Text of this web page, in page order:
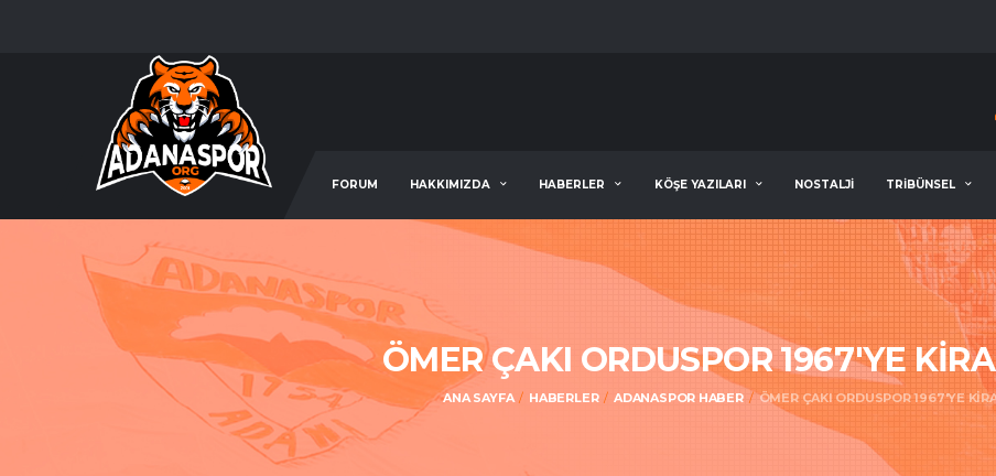
FORUM HAKKIMIZDA HABERLER KÖŞE YAZILARI NOSTALJİ TRİBÜNSEL
ÖMER ÇAKI ORDUSPOR 1967'YE
ANA SAYFA HABERLER ADANASPOR HABER ÖMER ÇAKI ORDUSPOR 1967'YE